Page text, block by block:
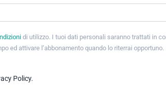
di utilizzo. I tuoi dati personali saranno trattati in
ed attivare l’abbonamento quando lo riterrai opportuno.
Policy.